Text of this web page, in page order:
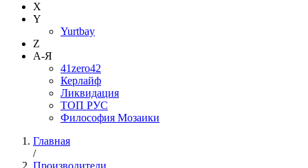
X
Y
Yurtbay
Z
А-Я
41zero42
Керлайф
Ликвидация
ТОП РУС
Философия Мозаики
Главная
/
Производители